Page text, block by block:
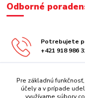
Odborné
Potrebujete
+421 918 986
Pre základnú
účely a v prípade
využívame súbory